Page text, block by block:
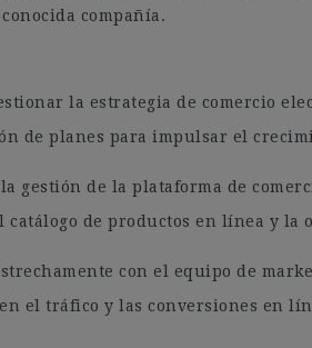
compañía.
la estrategia de comercio
de planes para impulsar el
gestión de la plataforma de
catálogo de productos en línea y
con el equipo de
el tráfico y las conversiones en